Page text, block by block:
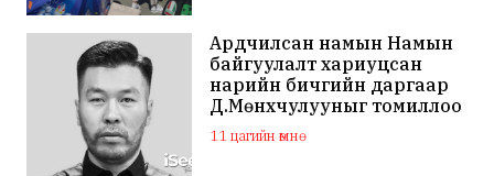
Ардчилсан намын Намын
байгуулалт хариуцсан
нарийн бичгийн даргаар
Д.Мөнхчулууныг томиллоо
11 цагийн өмнө